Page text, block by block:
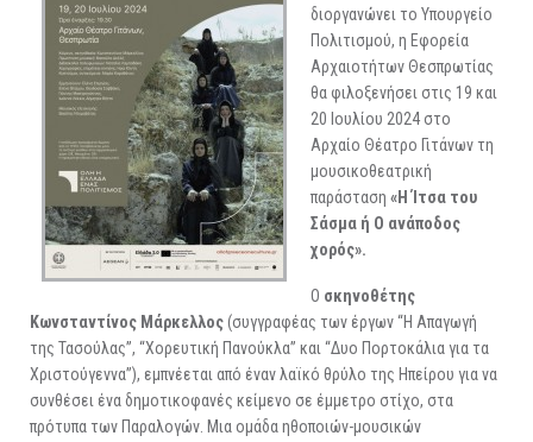
διοργανώνει το Υπουργείο
Πολιτισμού, η Εφορεία
Αρχαιοτήτων Θεσπρωτίας
θα φιλοξενήσει στις 19 και
20 Ιουλίου 2024 στο
Αρχαίο Θέατρο Γιτάνων τη
μουσικοθεατρική
παράσταση «Η Ίτσα του
Σάσμα ή Ο ανάποδος
χορός».
Ο σκηνοθέτης
Κωνσταντίνος Μάρκελλος(συγγραφέας των έργων “Η Απαγωγή
της Τασούλας”, “Χορευτική Πανούκλα” και “Δυο Πορτοκάλια για τα
Χριστούγεννα”), εμπνέεται από έναν λαϊκό θρύλο της Ηπείρου για να
συνθέσει ένα δημοτικοφανές κείμενο σε έμμετρο στίχο, στα
πρότυπα των Παραλογών. Μια ομάδα ηθοποιών-μουσικών